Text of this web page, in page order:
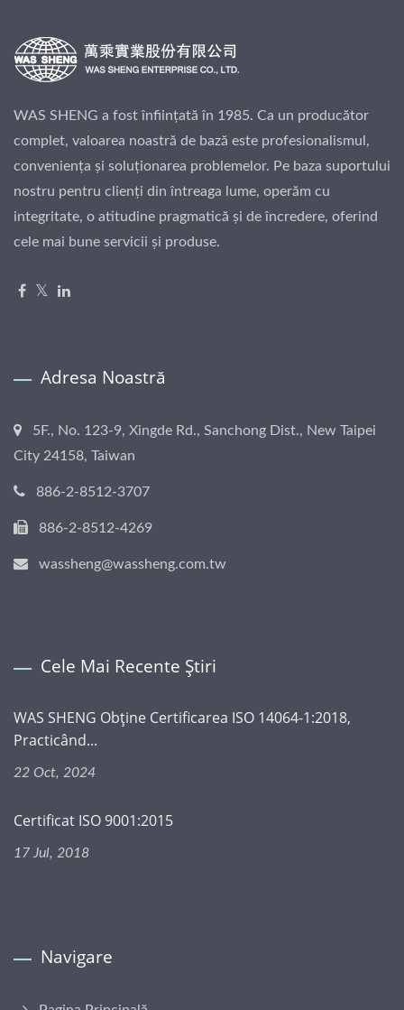
WAS SHENG a fost înființată în 1985. Ca un producător
complet, valoarea noastră de bază este profesionalismul,
conveniența și soluționarea problemelor. Pe baza suportului
nostru pentru clienți din întreaga lume, operăm cu
integritate, o atitudine pragmatică și de încredere, oferind
cele mai bune servicii și produse.
Adresa Noastră
5F., No. 123-9, Xingde Rd., Sanchong Dist., New Taipei
City 24158, Taiwan
886-2-8512-3707
886-2-8512-4269
wassheng@wassheng.com.tw
Cele Mai Recente Știri
WAS SHENG Obține Certificarea ISO 14064-1:2018,
Practicând...
22 Oct, 2024
Certificat ISO 9001:2015
17 Jul, 2018
Navigare